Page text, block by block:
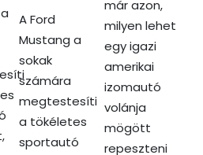
29
-
79
990 Ft
A Ford
Mustang a
sokak
számára
megtestesíti
a tökéletes
sportautó
900 Ft
már azon,
milyen lehet
egy igazi
amerikai
izomautó
volánja
mögött
repeszteni